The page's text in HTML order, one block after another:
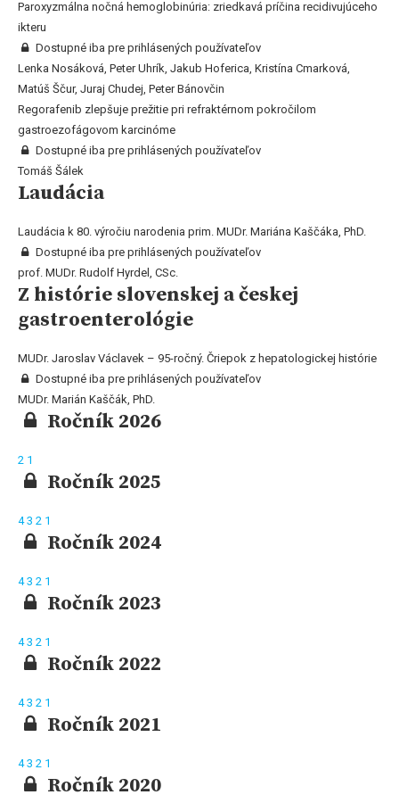
Paroxyzmálna nočná hemoglobinúria: zriedkavá príčina recidivujúceho
ikteru
Dostupné iba pre prihlásených používateľov
Lenka Nosáková, Peter Uhrík, Jakub Hoferica, Kristína Cmarková,
Matúš Ščur, Juraj Chudej, Peter Bánovčin
Regorafenib zlepšuje prežitie pri refraktérnom pokročilom
gastroezofágovom karcinóme
Dostupné iba pre prihlásených používateľov
Tomáš Šálek
Laudácia
Laudácia k 80. výročiu narodenia prim. MUDr. Mariána Kaščáka, PhD.
Dostupné iba pre prihlásených používateľov
prof. MUDr. Rudolf Hyrdel, CSc.
Z histórie slovenskej a českej
gastroenterológie
MUDr. Jaroslav Václavek – 95-ročný. Čriepok z hepatologickej histórie
Dostupné iba pre prihlásených používateľov
MUDr. Marián Kaščák, PhD.
Ročník 2026
2 1
Ročník 2025
43 2 1
Ročník 2024
43 2 1
Ročník 2023
43 2 1
Ročník 2022
43 2 1
Ročník 2021
43 2 1
Ročník 2020